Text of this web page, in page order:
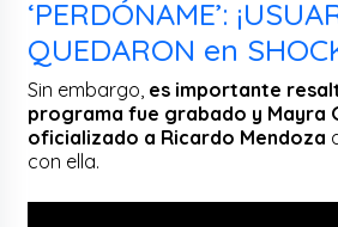
‘PERDÓNAME’:
QUEDARON en
Sin embargo, es importante
programa fue grabado y Mayra
oficializado a Ricardo Mendoza
con ella.